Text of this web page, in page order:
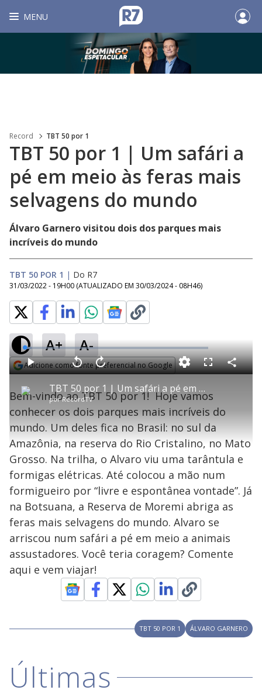
MENU
Record TBT 50 por 1
TBT 50 por 1 | Um safári a
pé em meio às feras mais
selvagens do mundo
Álvaro Garnero visitou dois dos parques mais
incríveis do mundo
TBT 50 POR 1 | Do R7
31/03/2022 - 19H00 (ATUALIZADO EM 30/03/2024 - 08H46)
A+ A-
Adicione como fonte preferencial no Google
P
l
a
y
V
i
d
e
o
TBT 50 por 1 | Um safári a pé em meio às feras mais selvagens do mundo
porRecordTV
P V
l
t
a
r
1
0
e
g
n
o
s
A
n
ç
a
1
0
u
n
M
u
d
o
L
o
a
d
e
3
.
8
2
%
F
s
c
e
n
C
o
Bem-vindo ao TBT 50 por 1! Hoje vamos
conhecer os dois parques mais incríveis do
mundo. Um deles fica no Brasil: no sul da
Amazônia, na reserva do Rio Cristalino, no Mato
Grosso. Na trilha, o Alvaro viu uma tarântula e
formigas elétricas. Até colocou a mão num
formigueiro por “livre e espontânea vontade”. Já
na Botsuana, a Reserva de Moremi abriga as
feras mais selvagens do mundo. Alvaro se
arriscou num safári a pé em meio a animais
assustadores. Você teria coragem? Comente
aqui e vem viajar!
TBT 50 POR 1 ÁLVARO GARNERO
Últimas